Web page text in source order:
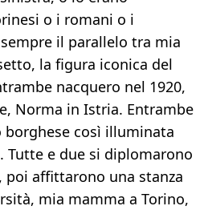
o i romani o i
il parallelo tra mia
la figura iconica del
nacquero nel 1920,
Norma in Istria. Entrambe
così illuminata
Tutte e due si diplomarono
affittarono una stanza
mia mamma a Torino,